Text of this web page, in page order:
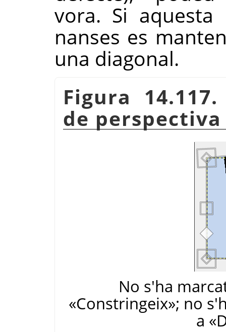
vora. Si
nanses es
una diagonal.
Figura
de perspectiva
No s'ha
«Constringeix»; no
a